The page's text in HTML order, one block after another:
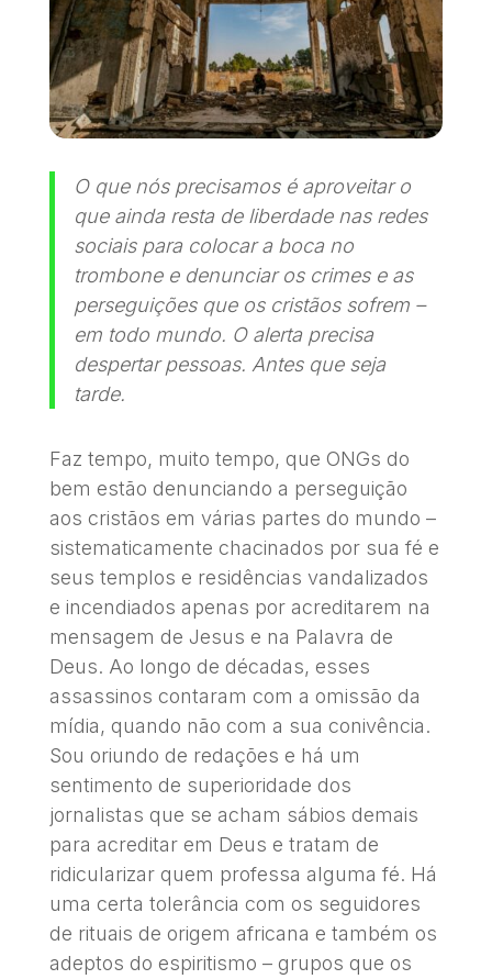
O que nós precisamos é aproveitar o
que ainda resta de liberdade nas redes
sociais para colocar a boca no
trombone e denunciar os crimes e as
perseguições que os cristãos sofrem –
em todo mundo. O alerta precisa
despertar pessoas. Antes que seja
tarde.
Faz tempo, muito tempo, que ONGs do
bem estão denunciando a perseguição
aos cristãos em várias partes do mundo –
sistematicamente chacinados por sua fé e
seus templos e residências vandalizados
e incendiados apenas por acreditarem na
mensagem de Jesus e na Palavra de
Deus. Ao longo de décadas, esses
assassinos contaram com a omissão da
mídia, quando não com a sua conivência.
Sou oriundo de redações e há um
sentimento de superioridade dos
jornalistas que se acham sábios demais
para acreditar em Deus e tratam de
ridicularizar quem professa alguma fé. Há
uma certa tolerância com os seguidores
de rituais de origem africana e também os
adeptos do espiritismo – grupos que os